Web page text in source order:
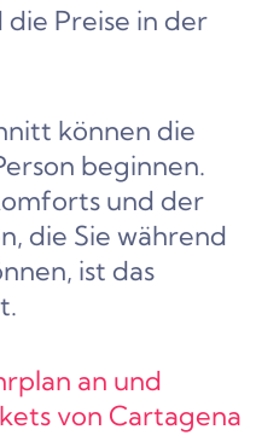
Preise in der
können die
beginnen.
und der
die Sie während
ist das
an und
von Cartagena